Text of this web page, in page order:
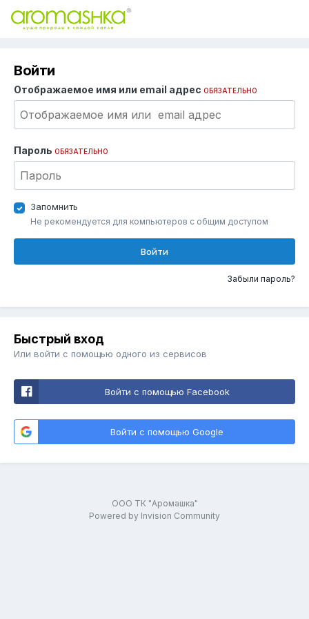
Войти
Отображаемое имя или email адрес ОБЯЗАТЕЛЬНО
Пароль ОБЯЗАТЕЛЬНО
Запомнить
Не рекомендуется для компьютеров с общим доступом
Войти
Забыли пароль?
Быстрый вход
Или войти с помощью одного из сервисов
Войти с помощью Facebook
Войти с помощью Google
ООО ТК "Аромашка"
Powered by Invision Community